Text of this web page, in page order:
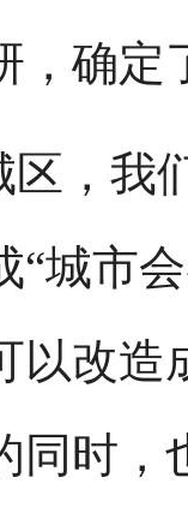
，确定
我们
“城市
以改
同时，